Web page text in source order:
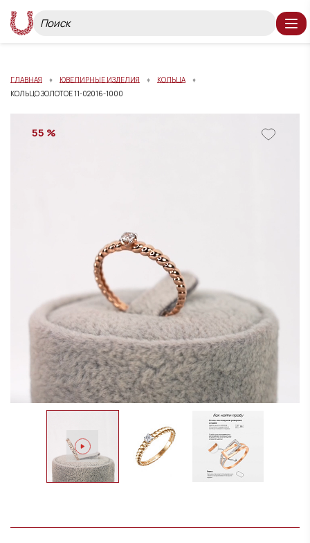
ГЛАВНАЯ ЮВЕЛИРНЫЕ ИЗДЕЛИЯ
КОЛЬЦА
КОЛЬЦО ЗОЛОТОЕ 11-02016-1000
55 %